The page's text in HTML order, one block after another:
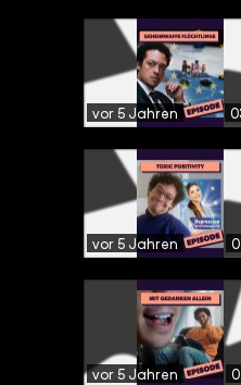
vor 5 Jahren
vor 5 Jahren
vor 5 Jahren